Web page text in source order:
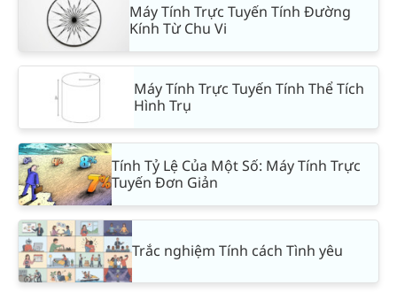
Máy Tính Trực Tuyến Tính Đường
Kính Từ Chu Vi
Máy Tính Trực Tuyến Tính Thể Tích
Hình Trụ
Tính Tỷ Lệ Của Một Số: Máy Tính Trực
Tuyến Đơn Giản
Trắc nghiệm Tính cách Tình yêu